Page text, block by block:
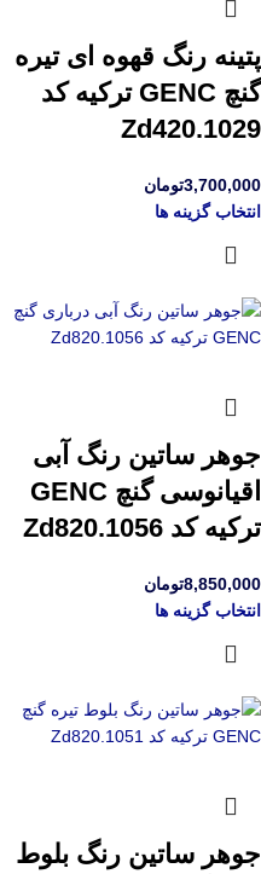
پتینه رنگ قهوه ای تیره
گنچ GENC ترکیه کد
Zd420.1029
3,700,000تومان
انتخاب گزینه ها
جوهر ساتین رنگ آبی
اقیانوسی گنچ GENC
ترکیه کد Zd820.1056
8,850,000تومان
انتخاب گزینه ها
جوهر ساتین رنگ بلوط